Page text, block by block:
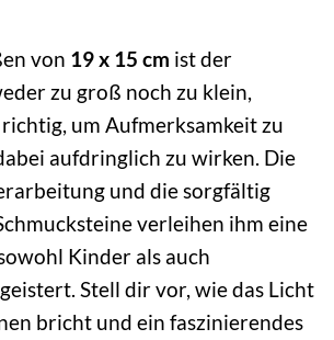
von 19 x 15 cm ist der
zu groß noch zu klein,
um Aufmerksamkeit zu
aufdringlich zu wirken. Die
und die sorgfältig
verleihen ihm eine
Kinder als auch
Stell dir vor, wie das Licht
bricht und ein faszinierendes